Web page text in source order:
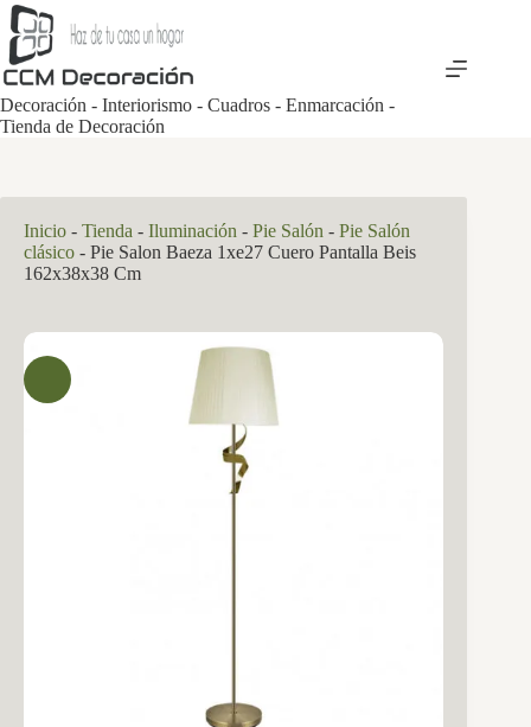
Saltar
al
contenido
Decoración - Interiorismo - Cuadros - Enmarcación -
Tienda de Decoración
Inicio - Tienda - Iluminación - Pie Salón - Pie Salón
clásico - Pie Salon Baeza 1xe27 Cuero Pantalla Beis
162x38x38 Cm